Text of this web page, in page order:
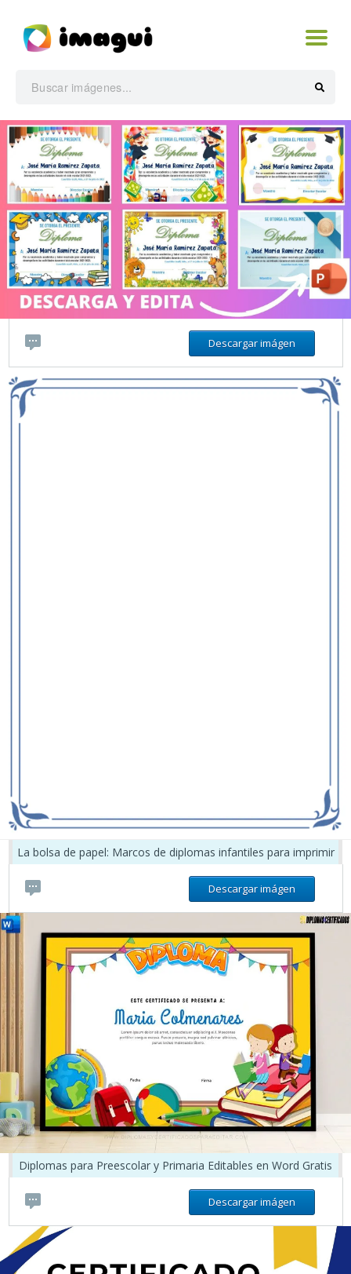
Descargar imágen
La bolsa de papel: Marcos de diplomas infantiles para imprimir
Descargar imágen
Diplomas para Preescolar y Primaria Editables en Word Gratis
Descargar imágen
diplomasycertificadosparaeditar.com